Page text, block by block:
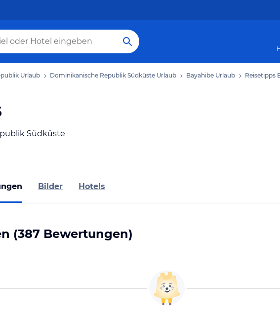
Urlaub Dominikanische Republik Südküste Urlaub Bayahibe Urlaub Reisetipps
Südküste
Bilder Hotels
(387 Bewertungen)